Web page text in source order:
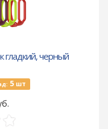
гладкий, черный
5 шт